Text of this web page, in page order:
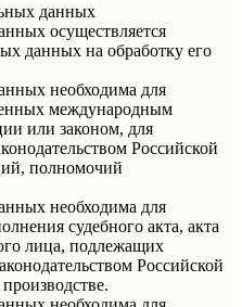
данных
осуществляется
данных на обработку его
необходима для
международным
или законом, для
Российской
полномочий
необходима для
судебного акта, акта
лица, подлежащих
Российской